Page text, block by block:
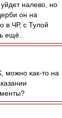
налево, но
он на
в ЧР, с Тулой
ещё.
можно как-то на